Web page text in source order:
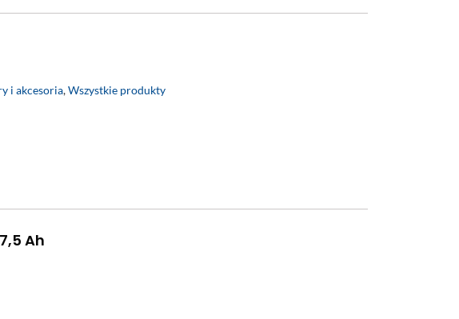
i akcesoria,Wszystkie produkty
Ah